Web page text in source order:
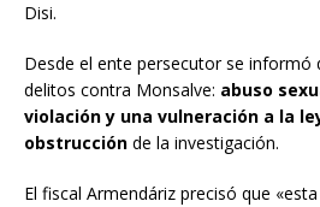
Disi.
Desde el ente persecutor se informó
delitos contra Monsalve: abuso
violación y una vulneración a la
obstrucción de la investigación.
El fiscal Armendáriz precisó que